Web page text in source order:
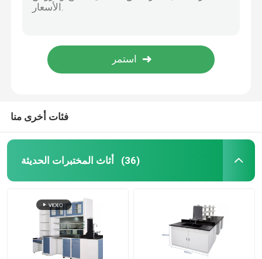
خزانة تخزين المختبر
مجلس الوزراء السلامة البيولوجية
صندوق تمرير المختبر
كرسي مختبر البراز
فئات أخرى منا
أثاث المختبرات الحديثة (36)